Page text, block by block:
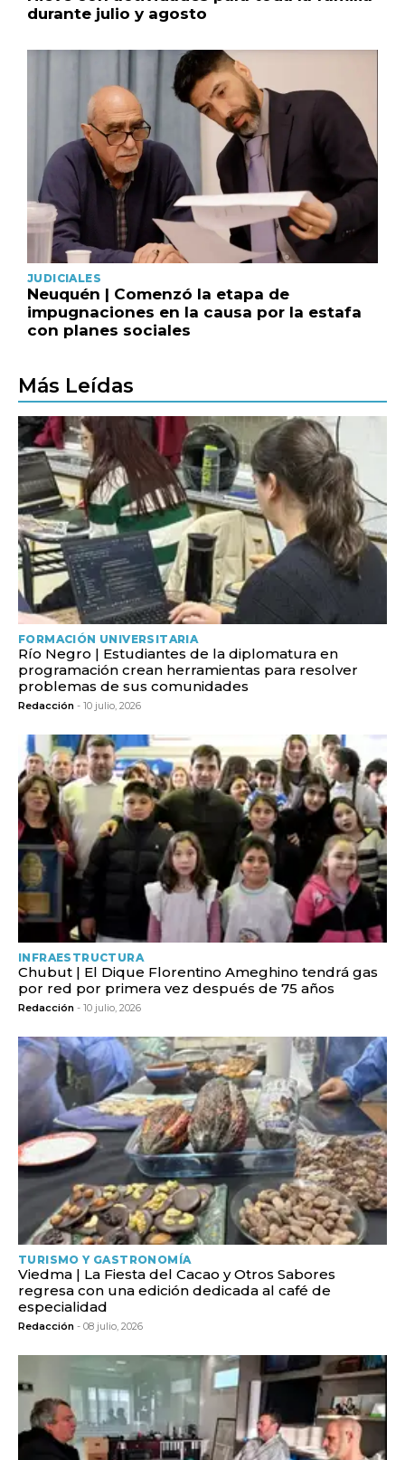
durante julio y agosto
JUDICIALES
Neuquén | Comenzó la etapa de
impugnaciones en la causa por la estafa
con planes sociales
Más Leídas
FORMACIÓN UNIVERSITARIA
Río Negro | Estudiantes de la diplomatura en
programación crean herramientas para resolver
problemas de sus comunidades
Redacción - 10 julio, 2026
INFRAESTRUCTURA
Chubut | El Dique Florentino Ameghino tendrá gas
por red por primera vez después de 75 años
Redacción - 10 julio, 2026
TURISMO Y GASTRONOMÍA
Viedma | La Fiesta del Cacao y Otros Sabores
regresa con una edición dedicada al café de
especialidad
Redacción - 08 julio, 2026